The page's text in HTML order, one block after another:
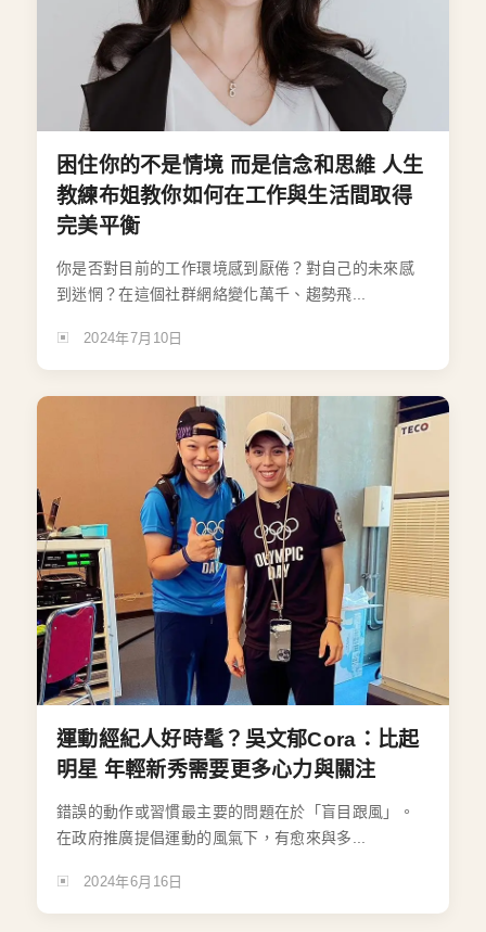
困住你的不是情境 而是信念和思維 人生
教練布姐教你如何在工作與生活間取得
完美平衡
你是否對目前的工作環境感到厭倦？對自己的未來感
到迷惘？在這個社群網絡變化萬千、趨勢飛...
2024年7月10日
運動經紀人好時髦？吳文郁Cora：比起
明星 年輕新秀需要更多心力與關注
錯誤的動作或習慣最主要的問題在於「盲目跟風」。
在政府推廣提倡運動的風氣下，有愈來與多...
2024年6月16日